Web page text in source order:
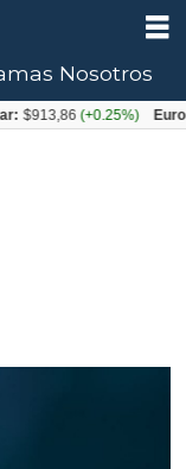
Nosotros
(+0.25%) Euro: